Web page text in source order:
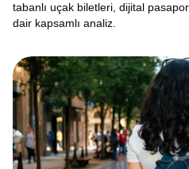
tabanlı uçak biletleri, dijital
dair kapsamlı analiz.